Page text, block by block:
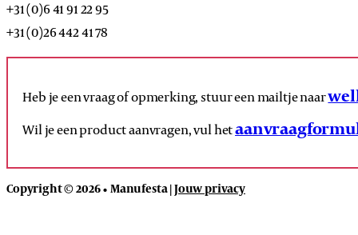
+31 (0)6 41 91 22 95
+31 (0)26 442 41 78
Heb je een vraag of opmerking, stuur een mailtje naar
Wil je een product aanvragen, vul het
Copyright © 2026 • Manufesta |Jouw privacy